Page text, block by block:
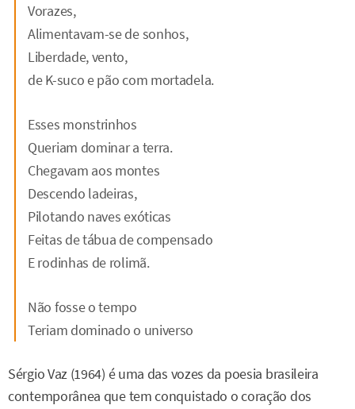
Vorazes,
Alimentavam-se de sonhos,
Liberdade, vento,
de K-suco e pão com mortadela.
Esses monstrinhos
Queriam dominar a terra.
Chegavam aos montes
Descendo ladeiras,
Pilotando naves exóticas
Feitas de tábua de compensado
E rodinhas de rolimã.
Não fosse o tempo
Teriam dominado o universo
Sérgio Vaz (1964) é uma das vozes da poesia brasileira
contemporânea que tem conquistado o coração dos